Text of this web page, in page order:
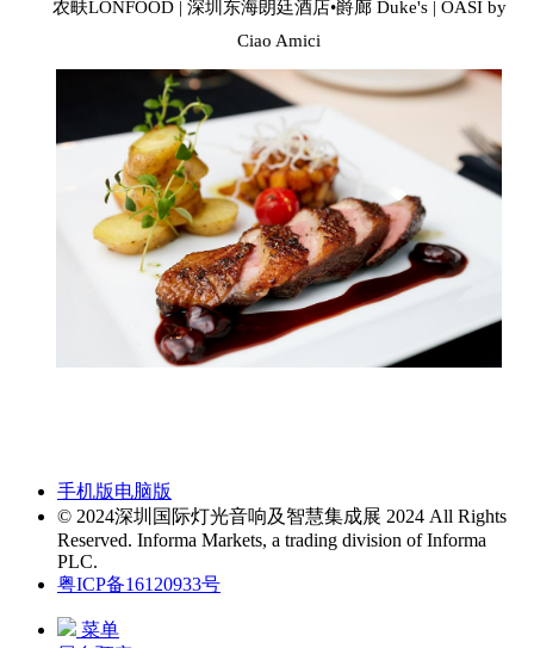
农畉LONFOOD | 深圳东海朗廷酒店•爵廊 Duke's | OASI by
Ciao Amici
手机版电脑版
© 2024深圳国际灯光音响及智慧集成展 2024 All Rights
Reserved. Informa Markets, a trading division of Informa
PLC.
粤ICP备16120933号
菜单